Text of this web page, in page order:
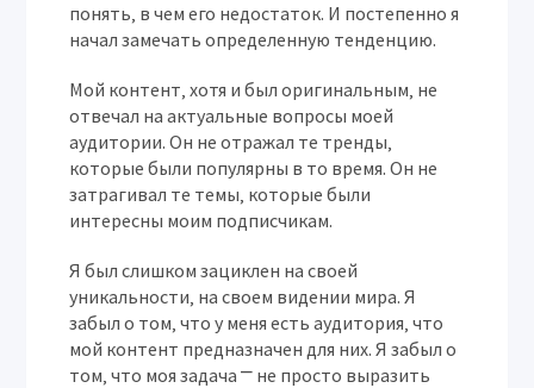
понять‚ в чем его недостаток. И постепенно я
начал замечать определенную тенденцию.
Мой контент‚ хотя и был оригинальным‚ не
отвечал на актуальные вопросы моей
аудитории. Он не отражал те тренды‚
которые были популярны в то время. Он не
затрагивал те темы‚ которые были
интересны моим подписчикам.
Я был слишком зациклен на своей
уникальности‚ на своем видении мира. Я
забыл о том‚ что у меня есть аудитория‚ что
мой контент предназначен для них. Я забыл о
том‚ что моя задача ⎻ не просто выразить